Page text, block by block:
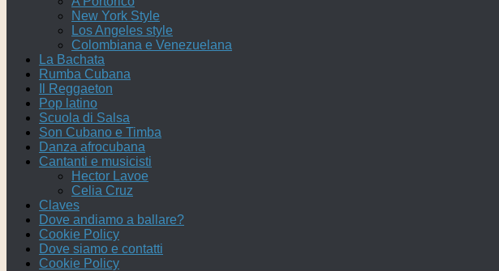
New York Style
Los Angeles style
Colombiana e Venezuelana
La Bachata
Rumba Cubana
Il Reggaeton
Pop latino
Scuola di Salsa
Son Cubano e Timba
Danza afrocubana
Cantanti e musicisti
Hector Lavoe
Celia Cruz
Claves
Dove andiamo a ballare?
Cookie Policy
Dove siamo e contatti
Cookie Policy